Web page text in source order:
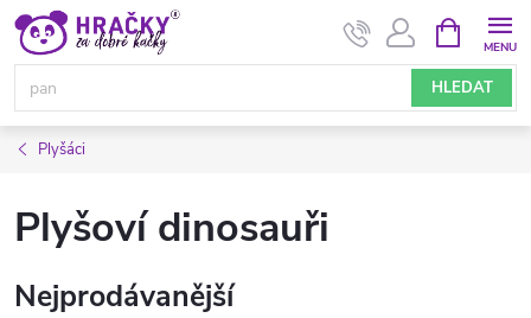
Přejít
obsah
HLEDAT
NÁKUPNÍ
KOŠÍK
Plyšáci
Plyšoví dinosauři
Nejprodávanější